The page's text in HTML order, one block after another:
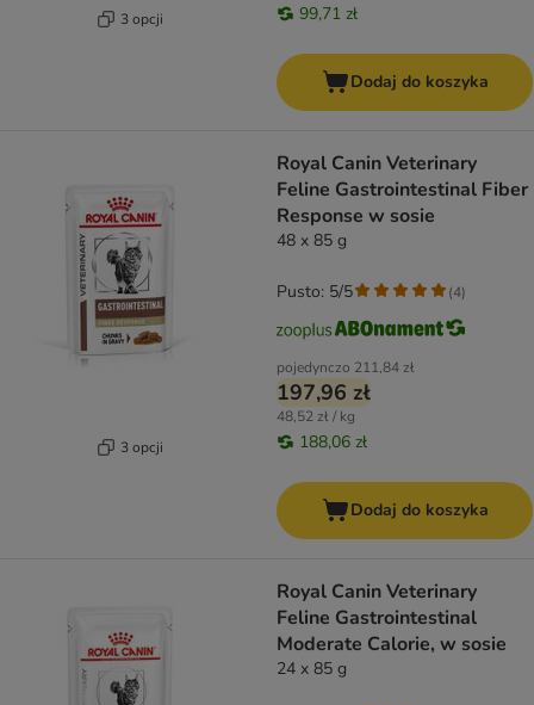
3 opcji 99,71 zł
Dodaj do koszyka
3 opcji
Royal Canin Veterinary
Feline Gastrointestinal Fiber
Response w sosie
48 x 85 g
pojedynczo 211,84 zł
197,96 zł
48,52 zł / kg
188,06 zł
Pusto: 5/5 (4)
Dodaj do koszyka
Royal Canin Veterinary
Feline Gastrointestinal
Moderate Calorie, w sosie
24 x 85 g